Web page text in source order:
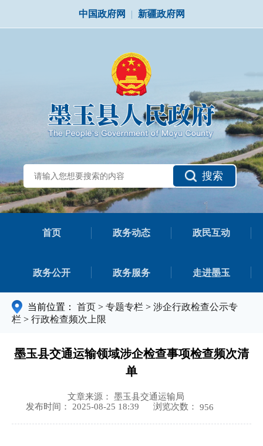
中国政府网 | 新疆政府网
搜索
首页 政务动态 政民互动
政务公开 政务服务 走进墨玉
当前位置： 首页 > 专题专栏 > 涉企行政检查公示专
栏 > 行政检查频次上限
墨玉县交通运输领域涉企检查事项检查频次清
单
文章来源： 墨玉县交通运输局
发布时间： 2025-08-25 18:39
浏览次数： 956